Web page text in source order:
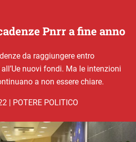
Pnrr a fine anno
da raggiungere entro
nuovi fondi. Ma le intenzioni
a non essere chiare.
| POTERE POLITICO